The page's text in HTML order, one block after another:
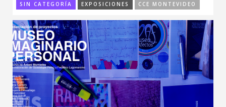
SIN CATEGORÍA EXPOSICIONES CCE MONTEVIDEO